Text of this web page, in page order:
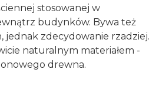
stosowanej w
budynków. Bywa też
jednak zdecydowanie rzadziej.
naturalnym materiałem -
drewna.